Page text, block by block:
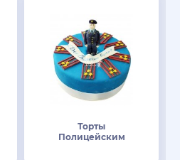
Торты
Полицейским